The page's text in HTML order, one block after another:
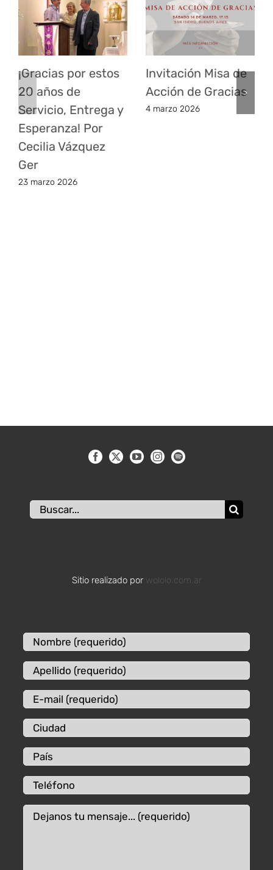
¡Gracias por estos
20 años de
Servicio, Entrega y
Esperanza! Por
Cecilia Vázquez
Ger
23 marzo 2026
Invitación Misa de
Acción de Gracias
4 marzo 2026
Buscar:
Sitio realizado por wololo.com.ar